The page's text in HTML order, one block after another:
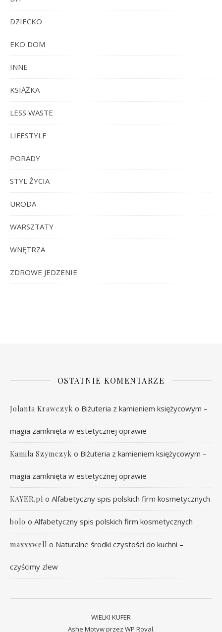
DZIECKO
EKO DOM
INNE
KSIĄŻKA
LESS WASTE
LIFESTYLE
PORADY
STYL ŻYCIA
URODA
WARSZTATY
WNĘTRZA
ZDROWE JEDZENIE
OSTATNIE KOMENTARZE
Jolanta Krawczyk o Biżuteria z kamieniem księżycowym –
magia zamknięta w estetycznej oprawie
Kamila Szymczyk o Biżuteria z kamieniem księżycowym –
magia zamknięta w estetycznej oprawie
KAYER.pl o Alfabetyczny spis polskich firm kosmetycznych
bolo o Alfabetyczny spis polskich firm kosmetycznych
maxxxwell o Naturalne środki czystości do kuchni –
czyścimy zlew
WIELKI KUFER
Ashe Motyw przez WP Royal.